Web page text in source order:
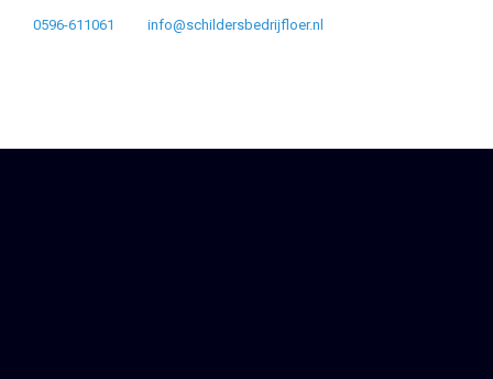
0596-611061 info@schildersbedrijfloer.nl